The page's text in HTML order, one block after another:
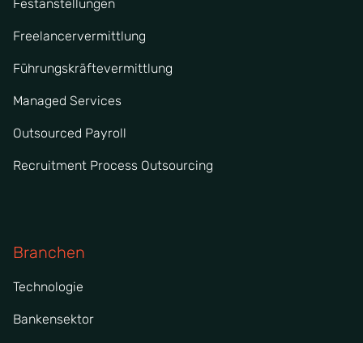
Festanstellungen
Freelancervermittlung
Führungskräftevermittlung
Managed Services
Outsourced Payroll
Recruitment Process Outsourcing
Branchen
Technologie
Bankensektor